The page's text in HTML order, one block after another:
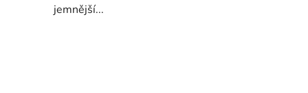
jemnější...